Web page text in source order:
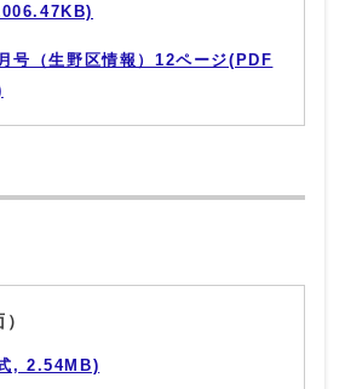
号（生野区情報）12ページ(PDF
, 2.54MB)